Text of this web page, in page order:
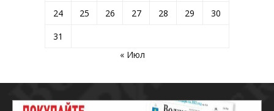
24
25 26 27 28 29
30
31
« Июл